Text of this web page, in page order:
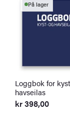
På lager
Loggbok for
havseilas
kr398,00